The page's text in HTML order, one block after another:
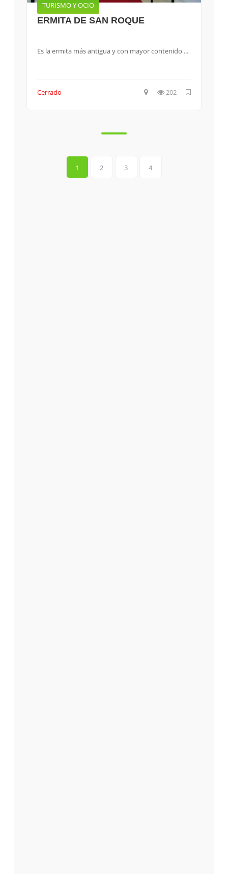
TURISMO Y OCIO
ERMITA DE SAN ROQUE
Es la ermita más antigua y con mayor contenido ...
Cerrado 202
1 2 3 4